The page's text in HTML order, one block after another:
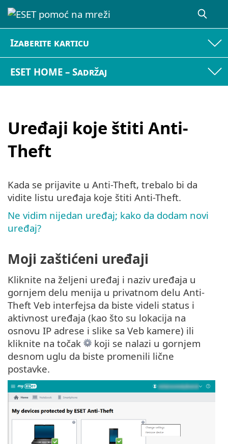
Izaberite karticu
ESET HOME – Sadržaj
Uređaji koje štiti Anti-
Theft
Kada se prijavite u Anti-Theft, trebalo bi da
vidite listu uređaja koje štiti Anti-Theft.
Ne vidim nijedan uređaj; kako da dodam novi
uređaj?
Moji zaštićeni uređaji
Kliknite na željeni uređaj i naziv uređaja u
gornjem delu menija u privatnom delu Anti-
Theft Veb interfejsa da biste videli status i
aktivnost uređaja (kao što su lokacija na
osnovu IP adrese i slike sa Veb kamere) ili
kliknite na točak
koji se nalazi u gornjem
desnom uglu da biste promenili lične
postavke.